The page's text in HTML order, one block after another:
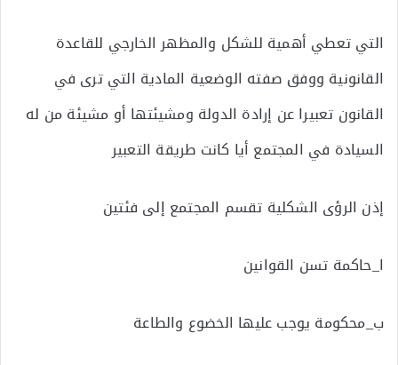
التي تعطي أهمية للشكل والمظهر الخارجي للقاعدة
القانونية ووفق صفته الوضعية المادية التي ترى في
القانون تعبيرا عن إرادة الدولة ومشيئتها أو مشيئة من له
السيادة في المجتمع أيا كانت طريقة التعبير
إذن الرؤى الشكلية تقسم المجتمع إلى فئتين
ا_حاكمة تسن القوانين
ب_محكومة يوجب عليها الخضوع والطاعة